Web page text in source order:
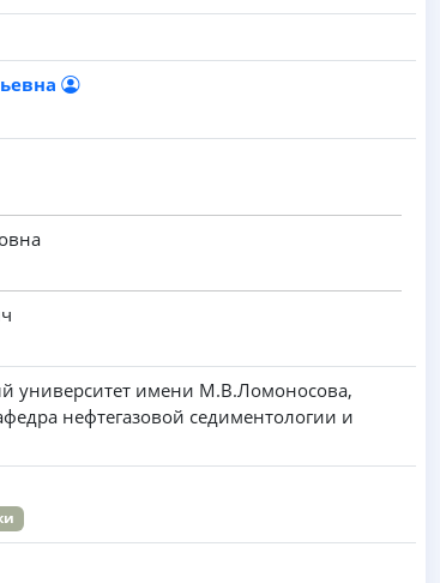
университет имени M.B.Ломоносова,
нефтегазовой седиментологии и